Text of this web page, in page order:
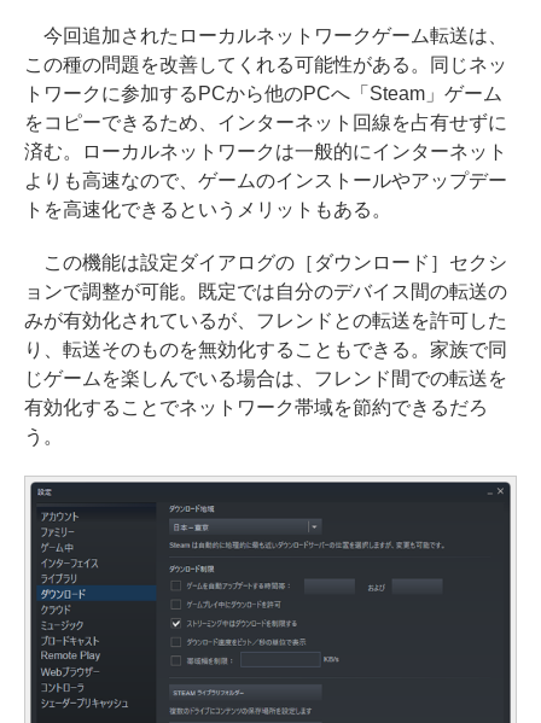
今回追加されたローカルネットワークゲーム転送は、
この種の問題を改善してくれる可能性がある。同じネッ
トワークに参加するPCから他のPCへ「Steam」ゲーム
をコピーできるため、インターネット回線を占有せずに
済む。ローカルネットワークは一般的にインターネット
よりも高速なので、ゲームのインストールやアップデー
トを高速化できるというメリットもある。
この機能は設定ダイアログの［ダウンロード］セクシ
ョンで調整が可能。既定では自分のデバイス間の転送の
みが有効化されているが、フレンドとの転送を許可した
り、転送そのものを無効化することもできる。家族で同
じゲームを楽しんでいる場合は、フレンド間での転送を
有効化することでネットワーク帯域を節約できるだろ
う。